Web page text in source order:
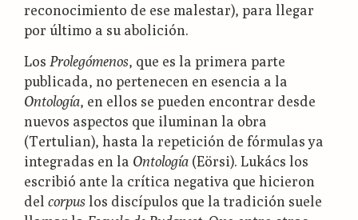
reconocimiento de ese malestar), para llegar
por último a su abolición.
Los Prolegómenos, que es la primera parte
publicada, no pertenecen en esencia a la
Ontología, en ellos se pueden encontrar desde
nuevos aspectos que iluminan la obra
(Tertulian), hasta la repetición de fórmulas ya
integradas en la Ontología (Eörsi). Lukács los
escribió ante la crítica negativa que hicieron
delcorpus los discípulos que la tradición suele